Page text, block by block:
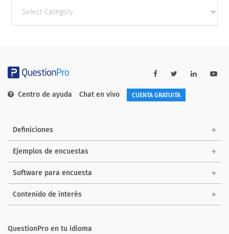
categories
Centro de ayuda Chat en vivo CUENTA GRATUITA
Definiciones
Ejemplos de encuestas
Software para encuesta
Contenido de interés
QuestionPro en tu idioma